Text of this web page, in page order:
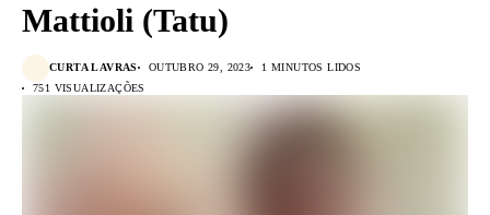
Mattioli (Tatu)
CURTA LAVRAS OUTUBRO 29, 2023
1 MINUTOS LIDOS
751 VISUALIZAÇÕES